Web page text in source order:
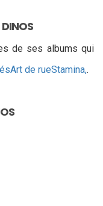
de ses albums qui
Art de rueStamina,.